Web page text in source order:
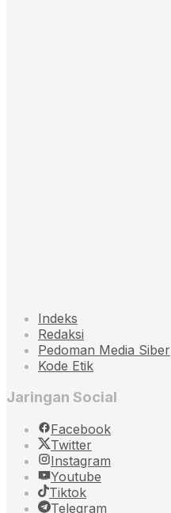
Indeks
Redaksi
Pedoman Media Siber
Kode Etik
Jaringan Social
Facebook
Twitter
Instagram
Youtube
Tiktok
Telegram